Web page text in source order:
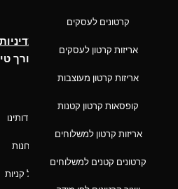
ומסכים/ה לשמירת המידע לצורך
אודותינו
חנות
סל קניות
קרטונים לעסקים
אריזות קרטון לעסקים
אריזות קרטון מעוצבות
קופסאות קרטון קטנות
אריזות קרטון למשלוחים
קרטונים קטנים למשלוחים